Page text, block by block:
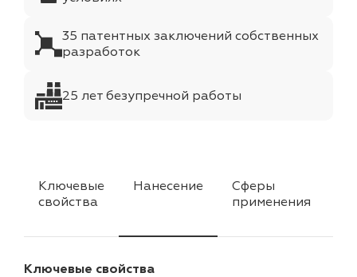
35 патентных заключений собственных
разработок
25 лет безупречной работы
Ключевые
свойства
Нанесение
Сферы
применения
Ключевые свойства